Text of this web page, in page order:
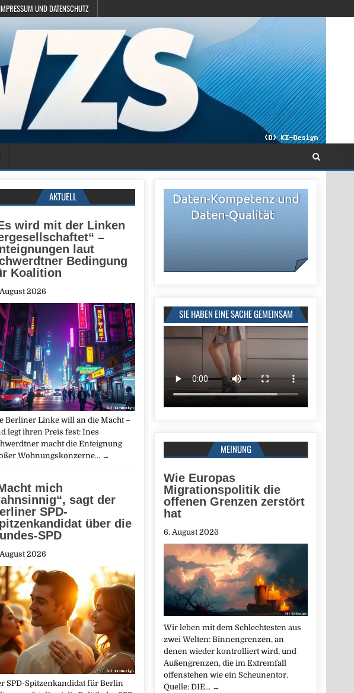
IMPRESSUM UND DATENSCHUTZ
SIE HABEN EINE SACHE GEMEINSAM
MEINUNG
Wie Europas
Migrationspolitik die
offenen Grenzen zerstört
hat
6. August 2026
Wir leben mit dem Schlechtesten aus
zwei Welten: Binnengrenzen, an
denen wieder kontrolliert wird, und
Außengrenzen, die im Extremfall
offenstehen wie ein Scheunentor.
Quelle: DIE… →
AKTUELL
wird mit der Linken
–
laut
Bedingung
Koalition
2026
Berliner Linke will an die Macht –
legt ihren Preis fest: Ines
macht die Enteignung
Wohnungskonzerne… →
mich
sagt der
SPD-
über die
SPD
2026
SPD-Spitzenkandidat für Berlin